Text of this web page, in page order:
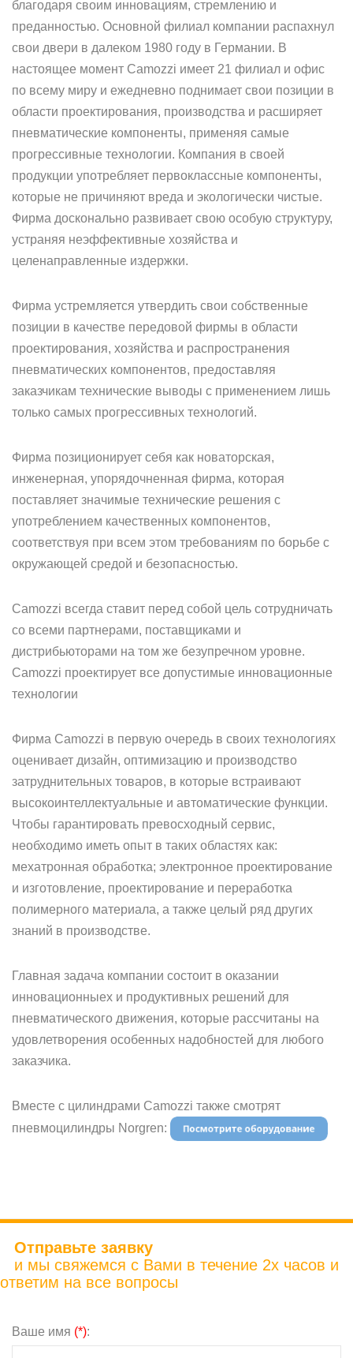
благодаря своим инновациям, стремлению и
преданностью. Основной филиал компании распахнул
свои двери в далеком 1980 году в Германии. В
настоящее момент Camozzi имеет 21 филиал и офис
по всему миру и ежедневно поднимает свои позиции в
области проектирования, производства и расширяет
пневматические компоненты, применяя самые
прогрессивные технологии. Компания в своей
продукции употребляет первоклассные компоненты,
которые не причиняют вреда и экологически чистые.
Фирма досконально развивает свою особую структуру,
устраняя неэффективные хозяйства и
целенаправленные издержки.
Фирма устремляется утвердить свои собственные
позиции в качестве передовой фирмы в области
проектирования, хозяйства и распространения
пневматических компонентов, предоставляя
заказчикам технические выводы с применением лишь
только самых прогрессивных технологий.
Фирма позиционирует себя как новаторская,
инженерная, упорядочненная фирма, которая
поставляет значимые технические решения с
употреблением качественных компонентов,
соответствуя при всем этом требованиям по борьбе с
окружающей средой и безопасностью.
Camozzi всегда ставит перед собой цель сотрудничать
со всеми партнерами, поставщиками и
дистрибьюторами на том же безупречном уровне.
Camozzi проектирует все допустимые инновационные
технологии
Фирма Camozzi в первую очередь в своих технологиях
оценивает дизайн, оптимизацию и производство
затруднительных товаров, в которые встраивают
высокоинтеллектуальные и автоматические функции.
Чтобы гарантировать превосходный сервис,
необходимо иметь опыт в таких областях как:
мехатронная обработка; электронное проектирование
и изготовление, проектирование и переработка
полимерного материала, а также целый ряд других
знаний в производстве.
Главная задача компании состоит в оказании
инновационныех и продуктивных решений для
пневматического движения, которые рассчитаны на
удовлетворения особенных надобностей для любого
заказчика.
Вместе с цилиндрами Camozzi также смотрят
пневмоцилиндры Norgren:
Отправьте заявку
и мы свяжемся с Вами в течение 2х часов и
ответим на все вопросы
Ваше имя (*):